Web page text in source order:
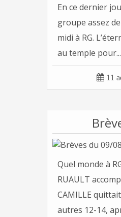
En ce dernier
groupe assez
midi à RG.
au temple pour...
 11
Quel monde à
RUAULT
CAMILLE
autres 12-14,